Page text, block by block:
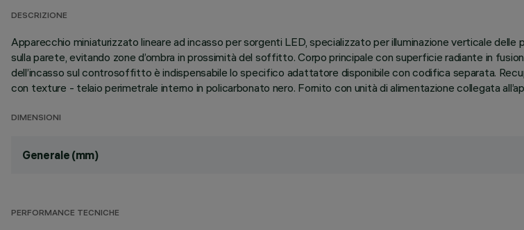
DESCRIZIONE
Apparecchio miniaturizzato lineare ad incasso per sorgenti LED, specializzato per illuminazione verticale
sulla parete, evitando zone d’ombra in prossimità del soffitto. Corpo principale con superficie radiante in
dell’incasso sul controsoffitto è indispensabile lo specifico adattatore disponibile con codifica separata.
con texture - telaio perimetrale interno in policarbonato nero. Fornito con unità di alimentazione collegata
DIMENSIONI
Generale (mm)
PERFORMANCE TECNICHE